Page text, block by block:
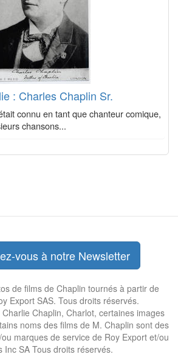
: Charles Chaplin Sr.
connu en tant que chanteur comique,
chansons...
vous à notre Newsletter
de films de Chaplin tournés à partir de
Export SAS. Tous droits réservés.
Chaplin, Charlot, certaines images
noms des films de M. Chaplin sont des
marques de service de Roy Export et/ou
Inc SA Tous droits réservés.